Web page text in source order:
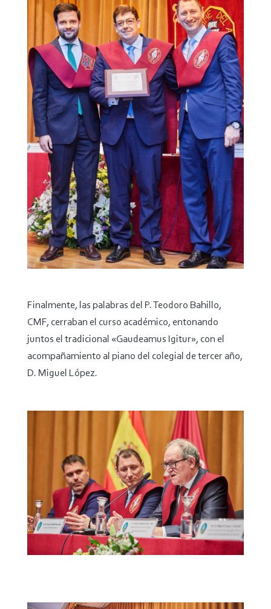
Finalmente, las palabras del P. Teodoro Bahillo,
CMF, cerraban el curso académico, entonando
juntos el tradicional «Gaudeamus Igitur», con el
acompañamiento al piano del colegial de tercer año,
D. Miguel López.